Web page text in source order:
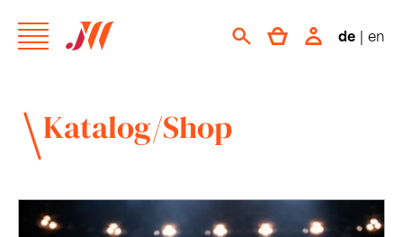
de | en
Katalog/Shop